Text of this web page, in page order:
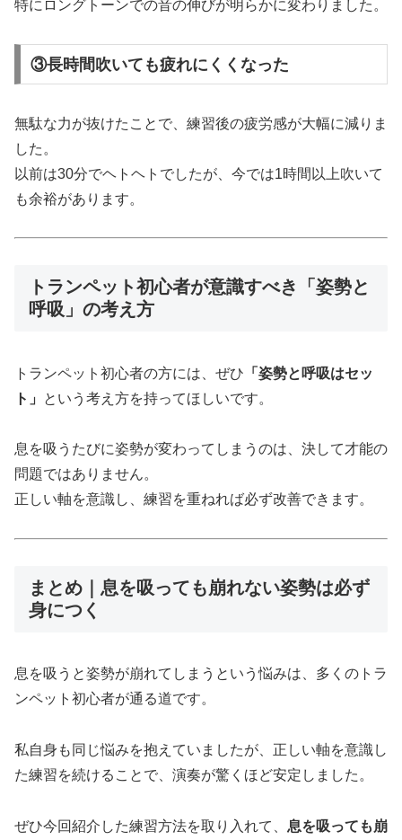
特にロングトーンでの音の伸びが明らかに変わりました。
③長時間吹いても疲れにくくなった
無駄な力が抜けたことで、練習後の疲労感が大幅に減りま
した。
以前は30分でヘトヘトでしたが、今では1時間以上吹いて
も余裕があります。
トランペット初心者が意識すべき「姿勢と
呼吸」の考え方
トランペット初心者の方には、ぜひ 「姿勢と呼吸はセッ
ト」
という考え方を持ってほしいです。
息を吸うたびに姿勢が変わってしまうのは、決して才能の
問題ではありません。
正しい軸を意識し、練習を重ねれば必ず改善できます。
まとめ｜息を吸っても崩れない姿勢は必ず
身につく
息を吸うと姿勢が崩れてしまうという悩みは、多くのトラ
ンペット初心者が通る道です。
私自身も同じ悩みを抱えていましたが、正しい軸を意識し
た練習を続けることで、演奏が驚くほど安定しました。
ぜひ今回紹介した練習方法を取り入れて、 息を吸っても崩